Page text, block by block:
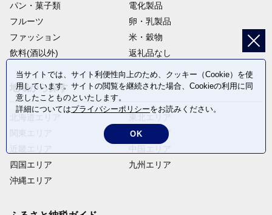
パン・菓子類
電化製品
フルーツ
卵・乳製品
ファッション
米・穀物
飲料(酒以外)
返礼品なし
地域から探す
四国エリア
沖縄エリア
中部エリア
九州エリア
当サイトでは、サイト利便性向上のため、クッキー（Cookie）を使
用しています。サイトの閲覧を継続された場合、Cookieの利用に同
意したことものといたします。
詳細についてはプライバシーポリシーをお読みください。
OK